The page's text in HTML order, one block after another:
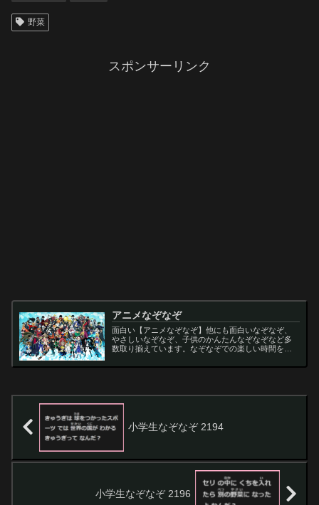
野菜
スポンサーリンク
アニメなぞなぞ
面白い【アニメなぞなぞ】他にも面白いなぞなぞ、
やさしいなぞなぞ、子供のかんたんなぞなぞなど多
数取り揃えています。なぞなぞでの楽しい時間をお
小学生なぞなぞ 2194
小学生なぞなぞ 2196